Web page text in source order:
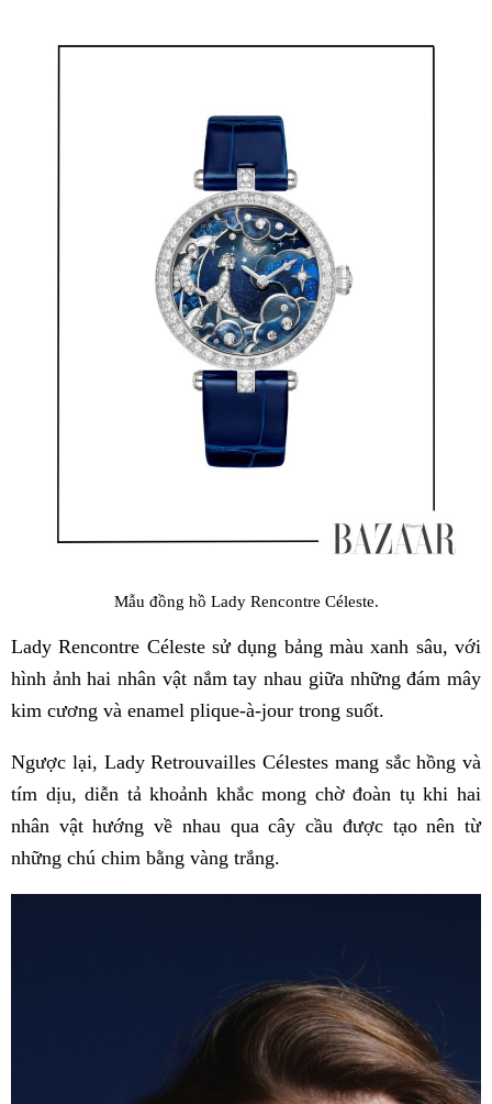
Mẫu đồng hồ Lady Rencontre Céleste.
Lady Rencontre Céleste sử dụng bảng màu xanh sâu, với
hình ảnh hai nhân vật nắm tay nhau giữa những đám mây
kim cương và enamel plique-à-jour trong suốt.
Ngược lại, Lady Retrouvailles Célestes mang sắc hồng và
tím dịu, diễn tả khoảnh khắc mong chờ đoàn tụ khi hai
nhân vật hướng về nhau qua cây cầu được tạo nên từ
những chú chim bằng vàng trắng.